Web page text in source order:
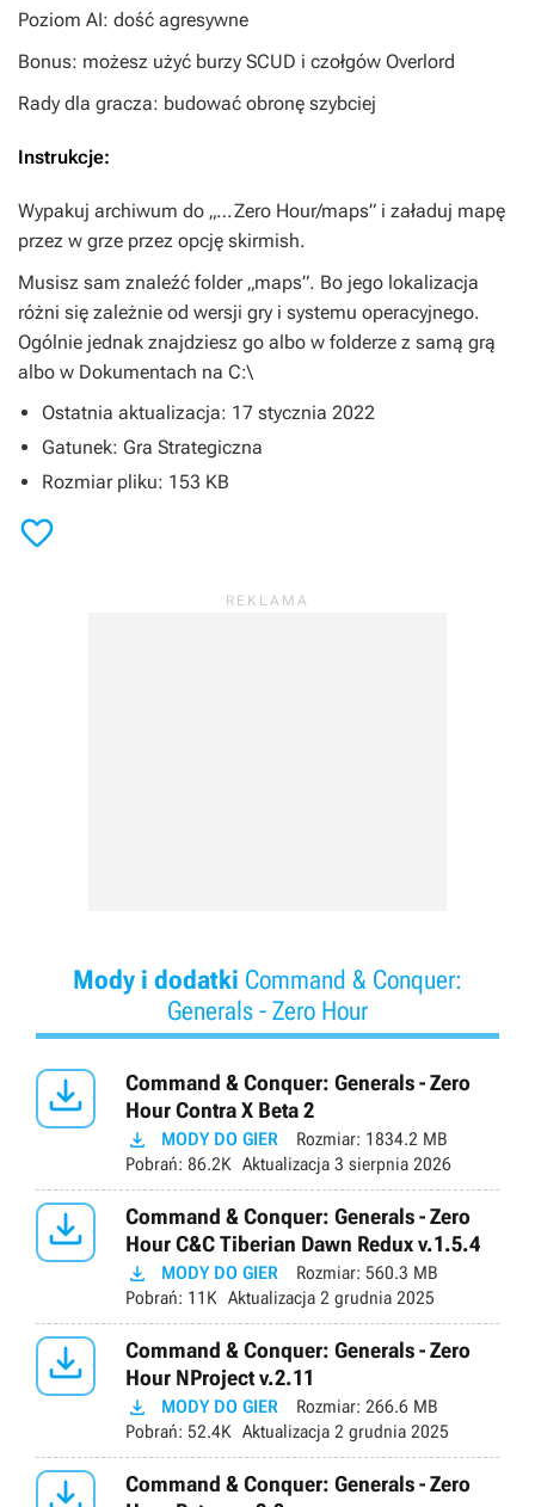
Poziom AI: dość agresywne
Bonus: możesz użyć burzy SCUD i czołgów Overlord
Rady dla gracza: budować obronę szybciej
Instrukcje:
Wypakuj archiwum do „…Zero Hour/maps” i załaduj mapę
przez w grze przez opcję skirmish.
Musisz sam znaleźć folder „maps”. Bo jego lokalizacja
różni się zależnie od wersji gry i systemu operacyjnego.
Ogólnie jednak znajdziesz go albo w folderze z samą grą
albo w Dokumentach na C:\
Ostatnia aktualizacja: 17 stycznia 2022
Gatunek: Gra Strategiczna
Rozmiar pliku: 153 KB

Mody i dodatki Command & Conquer:
Generals - Zero Hour

Command & Conquer: Generals - Zero
Hour Contra X Beta 2
 MODY DO GIER Rozmiar: 1834.2 MB
Pobrań: 86.2K Aktualizacja 3 sierpnia 2026

Command & Conquer: Generals - Zero
Hour C&C Tiberian Dawn Redux v.1.5.4
 MODY DO GIER Rozmiar: 560.3 MB
Pobrań: 11K Aktualizacja 2 grudnia 2025

Command & Conquer: Generals - Zero
Hour NProject v.2.11
 MODY DO GIER Rozmiar: 266.6 MB
Pobrań: 52.4K Aktualizacja 2 grudnia 2025
Command & Conquer: Generals - Zero